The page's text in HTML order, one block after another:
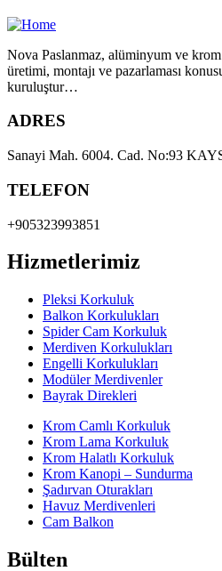
Nova Paslanmaz, alüminyum ve
üretimi, montajı ve pazarlaması
kuruluştur…
ADRES
Sanayi Mah. 6004. Cad. No:93
TELEFON
+905323993851
Hizmetlerimiz
Pleksi Korkuluk
Balkon Korkulukları
Spider Cam Korkuluk
Merdiven Korkulukları
Engelli Korkulukları
Modüler Merdivenler
Bayrak Direkleri
Krom Camlı Korkuluk
Krom Lama Korkuluk
Krom Halatlı Korkuluk
Krom Kanopi – Sundurma
Şadırvan Oturakları
Havuz Merdivenleri
Cam Balkon
Bülten